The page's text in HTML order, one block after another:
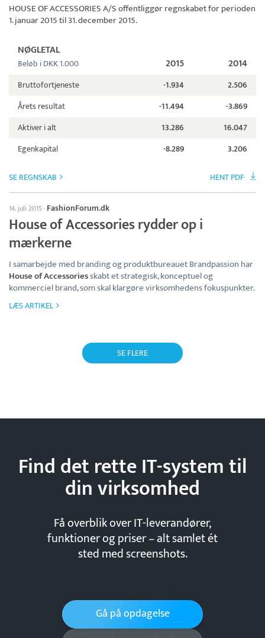
HOUSE OF ACCESSORIES A/Soffentliggør regnskabet for perioden
1. januar 2015 til 31. december 2015.
NØGLETAL
Beløb i DKK 1.000 2015 2014
Bruttofortjeneste -1.934
2.506
Årets resultat
-11.494
-3.869
Aktiver i alt
13.286
16.047
Egenkapital
-8.289 3.206
SE REGNSKAB HENT PDF
14. juli 2015· FashionForum.dk
House of Accessories rydder op i
mærkerne
I samarbejde med branding og produktbureauet Brandpassion har
House of Accessoriesskabt et strategisk, konceptuel og
kommerciel brand, som skal klargøre virksomhedens fokuspunkter.
LÆS ARTIKEL
SE FLERE
Find det rette IT-system til
dinvirksomhed
Få overblik over IT-leverandører,
funktioner og priser – alt samlet ét
sted med screenshots.
Gå på opdagelse